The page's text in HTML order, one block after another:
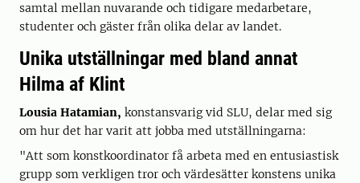
samtal mellan nuvarande och tidigare medarbetare,
studenter och gäster från olika delar av landet.
Unika utställningar med bland annat
Hilma af Klint
Lousia Hatamian, konstansvarig vid SLU, delar med sig
om hur det har varit att jobba med utställningarna:
"Att som konstkoordinator få arbeta med en entusiastisk
grupp som verkligen tror och värdesätter konstens unika